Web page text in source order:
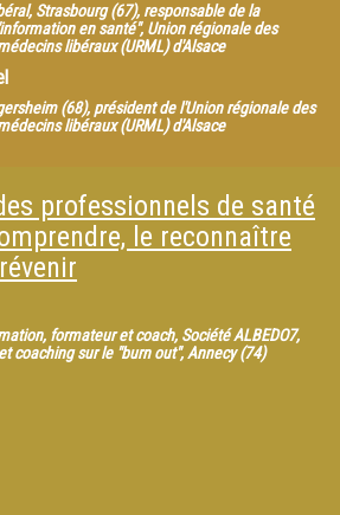
Strasbourg (67), responsable de la
en santé", Union régionale des
libéraux (URML) d'Alsace
(68), président de l'Union régionale des
libéraux (URML) d'Alsace
professionnels de santé
le reconnaître
formateur et coach, Société ALBEDO7,
coaching sur le "burn out", Annecy (74)